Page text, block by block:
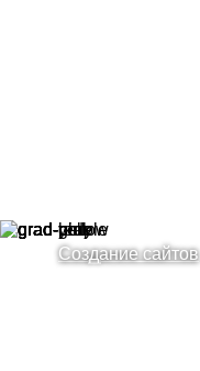
Создание сайтов